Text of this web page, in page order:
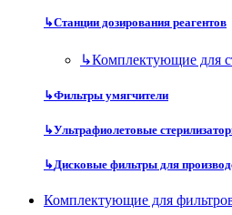
↳Станции дозирования реагентов
↳Комплектующие для
↳Фильтры умягчители
↳Ультрафиолетовые
↳Дисковые фильтры для
Комплектующие для